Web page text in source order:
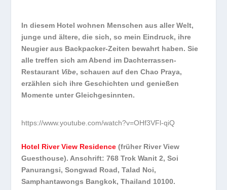
In diesem Hotel wohnen Menschen aus aller Welt,
junge und ältere, die sich, so mein Eindruck, ihre
Neugier aus Backpacker-Zeiten bewahrt haben. Sie
alle treffen sich am Abend im Dachterrassen-
Restaurant Vibe, schauen auf den Chao Praya,
erzählen sich ihre Geschichten und genießen
Momente unter Gleichgesinnten.
https://www.youtube.com/watch?v=OHf3VFl-qiQ
Hotel River View Residence (früher River View
Guesthouse). Anschrift: 768 Trok Wanit 2, Soi
Panurangsi, Songwad Road, Talad Noi,
Samphantawongs Bangkok, Thailand 10100.